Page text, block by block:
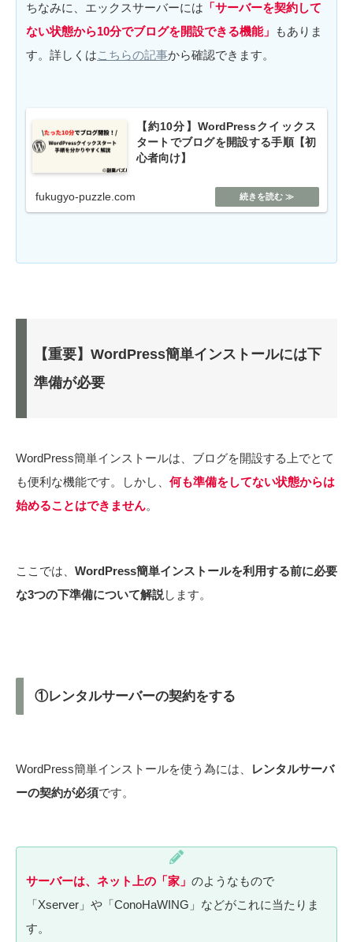
ちなみに、エックスサーバーには 「サーバーを契約して
ない状態から10分でブログを開設できる機能」
もありま
す。詳しくはこちらの記事から確認できます。
【約10分】WordPressクイックス
タートでブログを開設する手順【初
心者向け】
fukugyo-puzzle.com
【重要】WordPress簡単インストールには下
準備が必要
WordPress簡単インストールは、ブログを開設する上でとて
も便利な機能です。しかし、 何も準備をしてない状態からは
始めることはできません。
ここでは、 WordPress簡単インストールを利用する前に必要
な3つの下準備について解説します。
①レンタルサーバーの契約をする
WordPress簡単インストールを使う為には、
レンタルサーバ
ーの契約が必須です。
サーバーは、ネット上の「家」 のようなもので
「Xserver」や「ConoHaWING」などがこれに当たりま
す。